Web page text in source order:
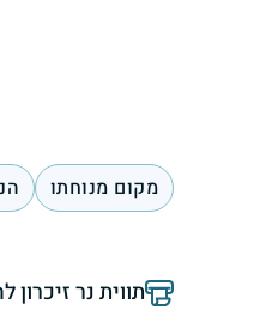
מקום מנוחתו
תווית נר